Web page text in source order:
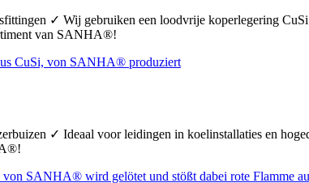
✓ Wij gebruiken een loodvrije koperlegering
van SANHA®!
✓ Ideaal voor leidingen in koelinstallaties en